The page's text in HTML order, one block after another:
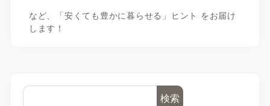
など、「安くても豊かに暮らせる」ヒント をお届け
します！
検索